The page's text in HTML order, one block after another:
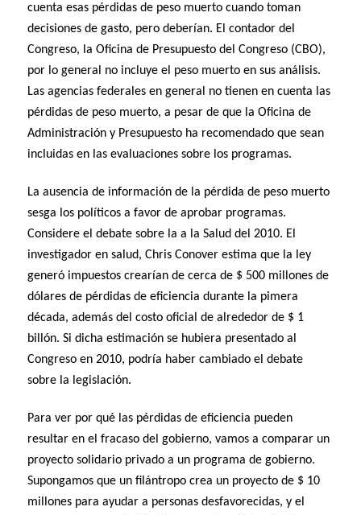
cuenta esas pérdidas de peso muerto cuando toman
decisiones de gasto, pero deberían. El contador del
Congreso, la Oficina de Presupuesto del Congreso (CBO),
por lo general no incluye el peso muerto en sus análisis.
Las agencias federales en general no tienen en cuenta las
pérdidas de peso muerto, a pesar de que la Oficina de
Administración y Presupuesto ha recomendado que sean
incluidas en las evaluaciones sobre los programas.
La ausencia de información de la pérdida de peso muerto
sesga los políticos a favor de aprobar programas.
Considere el debate sobre la a la Salud del 2010. El
investigador en salud, Chris Conover estima que la ley
generó impuestos crearían de cerca de $ 500 millones de
dólares de pérdidas de eficiencia durante la pimera
década, además del costo oficial de alrededor de $ 1
billón. Si dicha estimación se hubiera presentado al
Congreso en 2010, podría haber cambiado el debate
sobre la legislación.
Para ver por qué las pérdidas de eficiencia pueden
resultar en el fracaso del gobierno, vamos a comparar un
proyecto solidario privado a un programa de gobierno.
Supongamos que un filántropo crea un proyecto de $ 10
millones para ayudar a personas desfavorecidas, y el